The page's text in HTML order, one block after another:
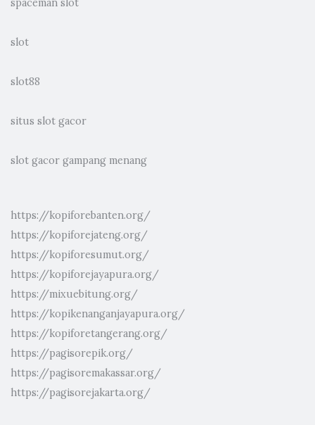
spaceman slot
slot
slot88
situs slot gacor
slot gacor gampang menang
https://kopiforebanten.org/
https://kopiforejateng.org/
https://kopiforesumut.org/
https://kopiforejayapura.org/
https://mixuebitung.org/
https://kopikenanganjayapura.org/
https://kopiforetangerang.org/
https://pagisorepik.org/
https://pagisoremakassar.org/
https://pagisorejakarta.org/